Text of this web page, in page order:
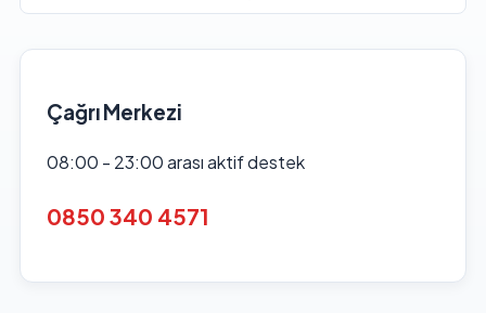
Çağrı Merkezi
08:00 - 23:00 arası aktif destek
0850 340 4571